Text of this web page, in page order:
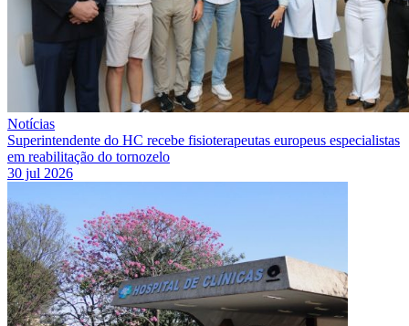
Notícias
Superintendente do HC recebe fisioterapeutas europeus especialistas
em reabilitação do tornozelo
30 jul 2026